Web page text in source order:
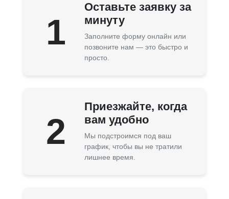
1
Оставьте заявку за
минуту
Заполните форму онлайн или
позвоните нам — это быстро и
просто.
2
Приезжайте, когда
вам удобно
Мы подстроимся под ваш
график, чтобы вы не тратили
лишнее время.